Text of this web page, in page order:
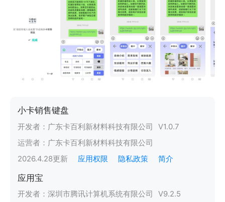
小卡销售键盘
开发者： 广东卡百利新材料科技有限公司 V1.0.7
运营者： 广东卡百利新材料科技有限公司
2026.4.28更新 应用权限 隐私政策 简介
应用宝
开发者： 深圳市腾讯计算机系统有限公司 V9.2.5